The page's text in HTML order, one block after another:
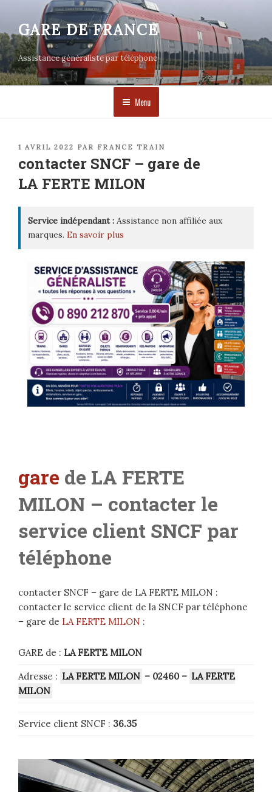
contenu
principal
GARE DE FRANCE
Assistance généraliste par téléphone
Menu
PUBLIÉ
1 AVRIL 2022 PAR FRANCE TRAIN
contacter SNCF – gare de
LA FERTE MILON
Service indépendant : Assistance non affiliée aux
marques. En savoir plus
gare de LA FERTE
MILON – contacter le
service client SNCF par
téléphone
contacter SNCF – gare de LA FERTE MILON :
contacter le service client de la SNCF par téléphone
– gare de LA FERTE MILON :
GARE de : LA FERTE MILON
Adresse : LA FERTE MILON – 02460 – LA FERTE
MILON
Service client SNCF : 36.35